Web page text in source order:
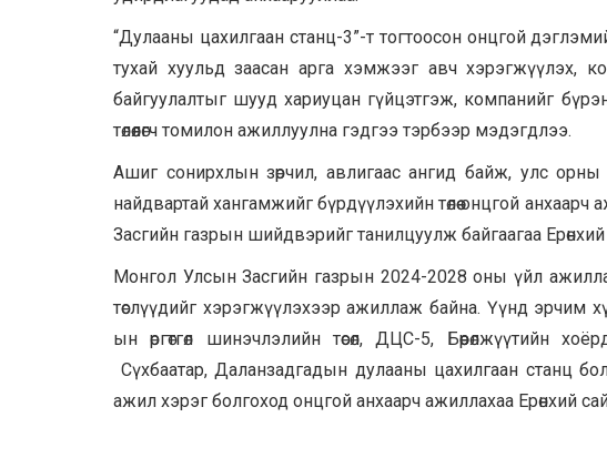
“Дулааны цахилгаан станц-3”-т тогтоосон онцгой
тухай хуульд заасан арга хэмжээг авч хэрэгжүүлэх,
байгуулалтыг шууд хариуцан гүйцэтгэж, компанийг
төлөөлөгч томилон ажиллуулна гэдгээ тэрбээр мэдэгдлээ.
Ашиг сонирхлын зөрчил, авлигаас ангид байж, улс
найдвартай хангамжийг бүрдүүлэхийн төлөө онцгой анхаарч
Засгийн газрын шийдвэрийг танилцуулж байгаагаа
Монгол Улсын Засгийн газрын 2024-2028 оны үйл
төслүүдийг хэрэгжүүлэхээр ажиллаж байна. Үүнд эрчим
ын өргөтгөл шинэчлэлийн төсөл, ДЦС-5, Бөөрөлжүүтийн
Сүхбаатар, Даланзадгадын дулааны цахилгаан станц
ажил хэрэг болгоход онцгой анхаарч ажиллахаа Ерөнхий